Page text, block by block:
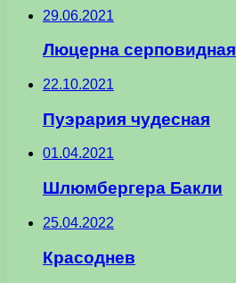
29.06.2021
Люцерна серповидная
22.10.2021
Пуэрария чудесная
01.04.2021
Шлюмбергера Бакли
25.04.2022
Красоднев